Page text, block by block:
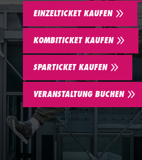
9
EINZELTICKET KAUFEN
9
KOMBITICKET KAUFEN
9
SPARTICKET KAUFEN
9
VERANSTALTUNG BUCHEN